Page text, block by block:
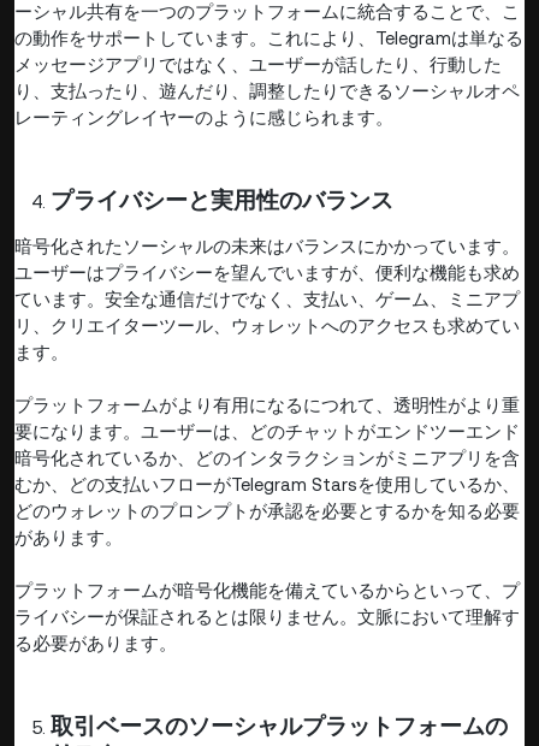
ーシャル共有を一つのプラットフォームに統合することで、こ
の動作をサポートしています。これにより、Telegramは単なる
メッセージアプリではなく、ユーザーが話したり、行動した
り、支払ったり、遊んだり、調整したりできるソーシャルオペ
レーティングレイヤーのように感じられます。
プライバシーと実用性のバランス
暗号化されたソーシャルの未来はバランスにかかっています。
ユーザーはプライバシーを望んでいますが、便利な機能も求め
ています。安全な通信だけでなく、支払い、ゲーム、ミニアプ
リ、クリエイターツール、ウォレットへのアクセスも求めてい
ます。
プラットフォームがより有用になるにつれて、透明性がより重
要になります。ユーザーは、どのチャットがエンドツーエンド
暗号化されているか、どのインタラクションがミニアプリを含
むか、どの支払いフローがTelegram Starsを使用しているか、
どのウォレットのプロンプトが承認を必要とするかを知る必要
があります。
プラットフォームが暗号化機能を備えているからといって、プ
ライバシーが保証されるとは限りません。文脈において理解す
る必要があります。
取引ベースのソーシャルプラットフォームの